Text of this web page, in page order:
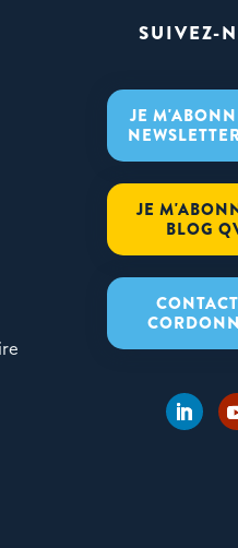
SUIVEZ-
JE
JE
BLOG